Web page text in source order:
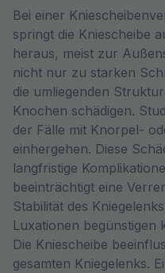
Bei einer
springt die Kniescheibe
heraus, meist zur
nicht nur zu starken
die umliegenden
Knochen schädigen.
der Fälle mit Knorpel-
einhergehen. Diese
langfristige
beeinträchtigt eine
Stabilität des
Luxationen begünstigen
Die Kniescheibe
gesamten Kniegelenks.